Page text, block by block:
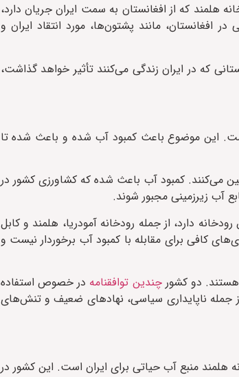
هلمند که از افغانستان به سمت ایران جریان دارد،
مانند پشتون‌ها، مورد انتقاد ایران و
که در ایران زندگی می‌کنند تأثیر خواهد گذاشت،
این موضوع باعث کمبود آب شده و باعث شده تا
می‌کنند. کمبود آب باعث شده که کشاورزی کشور در
آب زیرزمینی مجبور شوند.
دارد، از جمله رودخانه آمودریا، هلمند و کابل
کافی برای مقابله با کمبود آب برخوردار نیست و
هستند. دو کشورچندین توافقنامه در خصوص استفاده
از جمله ناپایداری سیاسی، نهادهای ضعیف و تنش‌های
هلمند منبع آب حیاتی برای ایران است. این کشور در